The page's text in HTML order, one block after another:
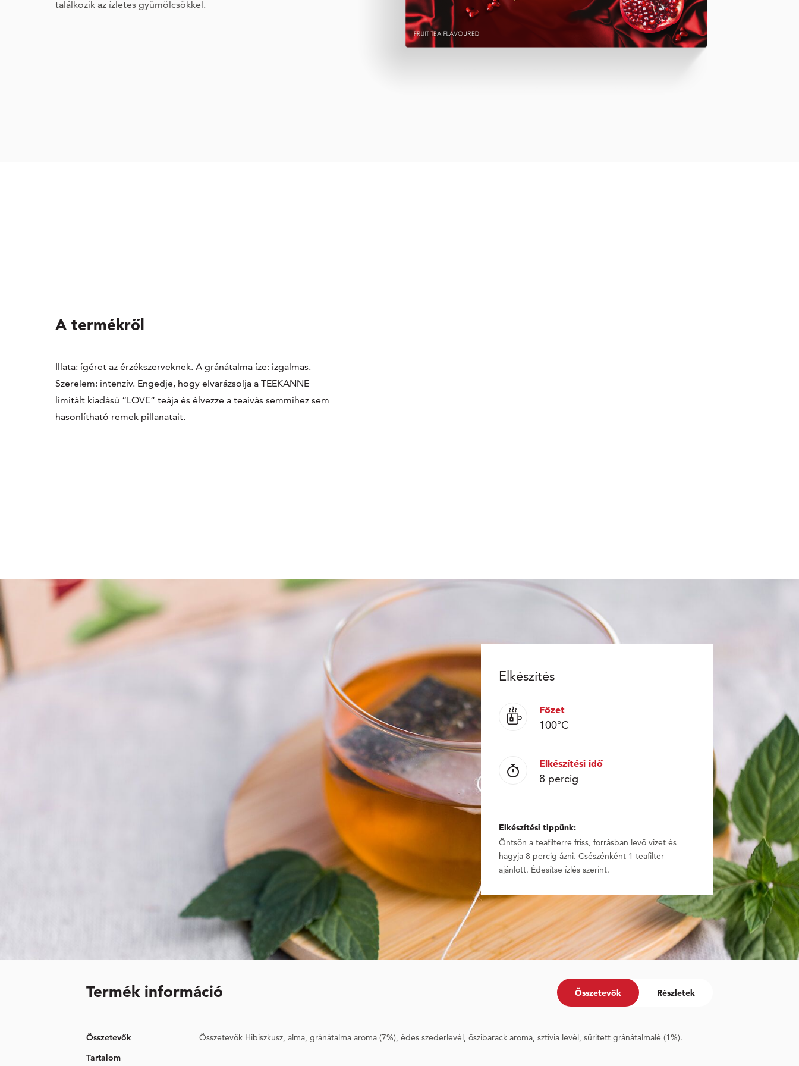
találkozik az ízletes gyümölcsökkel.
A termékről
Illata: ígéret az érzékszerveknek. A gránátalma íze: izgalmas.
Szerelem: intenzív. Engedje, hogy elvarázsolja a TEEKANNE
limitált kiadású “LOVE” teája és élvezze a teaivás semmihez sem
hasonlítható remek pillanatait.
Elkészítés
Főzet
100°C
Elkészítési idő
8 percig
Elkészítési tippünk:
Öntsön a teafilterre friss, forrásban levő vizet és
hagyja 8 percig ázni. Csészénként 1 teafilter
ajánlott. Édesítse ízlés szerint.
Termék információ Összetevők Részletek
Összetevők
Összetevők Hibiszkusz, alma, gránátalma aroma (7%), édes szederlevél, őszibarack aroma, sztívia levél, sűrített gránátalmalé (1%).
Tartalom